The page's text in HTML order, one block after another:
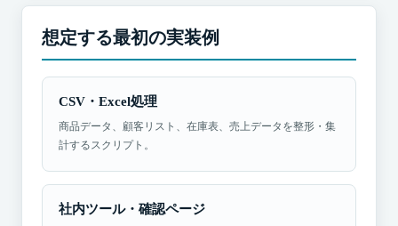
想定する最初の実装例
CSV・Excel処理
商品データ、顧客リスト、在庫表、売上データを整形・集
計するスクリプト。
社内ツール・確認ページ